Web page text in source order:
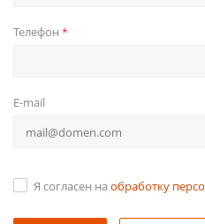
Телефон *
E-mail
Я согласен на обработку